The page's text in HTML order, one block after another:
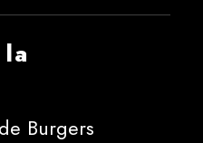
Burgers